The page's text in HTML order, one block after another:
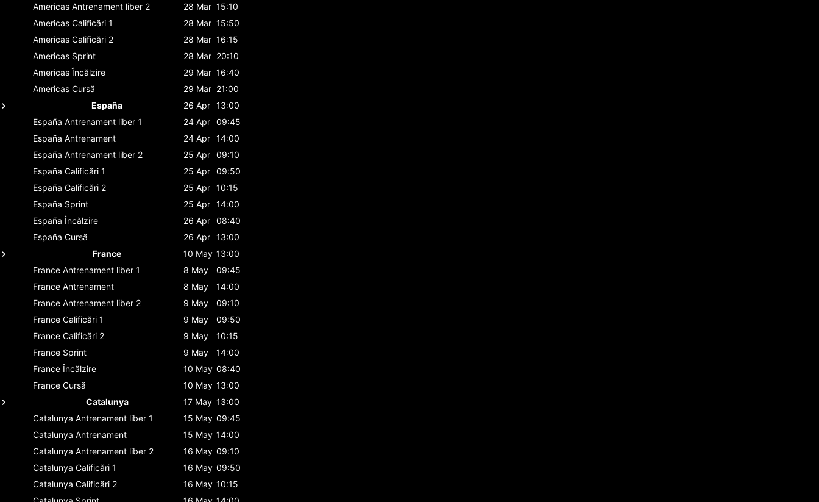
Americas Antrenament liber 2 28 Mar 15:10
Americas Calificări 1 28 Mar 15:50
Americas Calificări 2 28 Mar 16:15
Americas Sprint 28 Mar 20:10
Americas Încălzire 29 Mar 16:40
Americas Cursă 29 Mar 21:00
España
26 Apr 13:00
España Antrenament liber 1 24 Apr 09:45
España Antrenament 24 Apr 14:00
España Antrenament liber 2 25 Apr 09:10
España Calificări 1 25 Apr 09:50
España Calificări 2 25 Apr 10:15
España Sprint 25 Apr 14:00
España Încălzire 26 Apr 08:40
España Cursă 26 Apr 13:00
France
10 May 13:00
France Antrenament liber 1 8 May
09:45
France Antrenament 8 May
14:00
France Antrenament liber 2 9 May
09:10
France Calificări 1 9 May
09:50
France Calificări 2 9 May
10:15
France Sprint 9 May
14:00
France Încălzire 10 May 08:40
France Cursă 10 May 13:00
Catalunya
17 May 13:00
Catalunya Antrenament liber 1 15 May 09:45
Catalunya Antrenament 15 May 14:00
Catalunya Antrenament liber 2 16 May 09:10
Catalunya Calificări 1 16 May 09:50
Catalunya Calificări 2 16 May 10:15